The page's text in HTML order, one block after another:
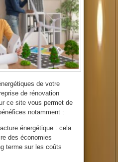
de votre
de rénovation
ce site vous permet de
notamment :
énergétique : cela
des économies
terme sur les coûts